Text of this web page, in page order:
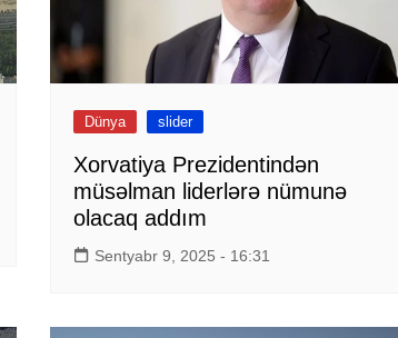
Dünya slider
Xorvatiya Prezidentindən
müsəlman liderlərə nümunə
olacaq addım
Sentyabr 9, 2025 - 16:31